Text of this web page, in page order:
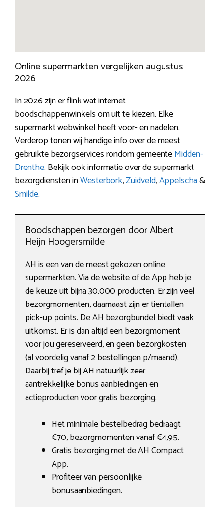
Online supermarkten vergelijken augustus
2026
In 2026 zijn er flink wat internet
boodschappenwinkels om uit te kiezen. Elke
supermarkt webwinkel heeft voor- en nadelen.
Verderop tonen wij handige info over de meest
gebruikte bezorgservices rondom gemeenteMidden-
Drenthe. Bekijk ook informatie over de supermarkt
bezorgdiensten inWesterbork,Zuidveld,Appelscha&
Smilde.
Boodschappen bezorgen door Albert
Heijn Hoogersmilde
AH is een van de meest gekozen online
supermarkten. Via de website of de App heb je
de keuze uit bijna 30.000 producten. Er zijn veel
bezorgmomenten, daarnaast zijn er tientallen
pick-up points. De AH bezorgbundel biedt vaak
uitkomst. Er is dan altijd een bezorgmoment
voor jou gereserveerd, en geen bezorgkosten
(al voordelig vanaf 2 bestellingen p/maand).
Daarbij tref je bij AH natuurlijk zeer
aantrekkelijke bonus aanbiedingen en
actieproducten voor gratis bezorging.
Het minimale bestelbedrag bedraagt
€70, bezorgmomenten vanaf €4,95.
Gratis bezorging met de AH Compact
App.
Profiteer van persoonlijke
bonusaanbiedingen.